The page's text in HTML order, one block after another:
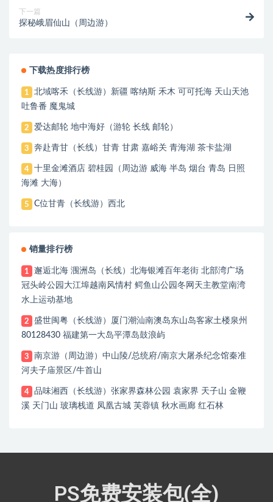
下一篇
探秘峨眉仙山（周边游）
下载热度排行榜
1
北域喀禾（长线游）新疆 喀纳斯 禾木 可可托海 天山天池
吐鲁番 魔鬼城
2 爱达邮轮 地中海好（游轮 长线 邮轮）
3 奔赴青甘（长线）甘青 甘肃 嘉峪关 青海湖 茶卡盐湖
4
十里金滩酒店 碧桂园（周边游 威海 半岛 烟台 青岛 日照
海滩 大海）
5 C位甘青（长线游）西北
销量排行榜
1
邂逅北海 涠洲岛（长线）北海银滩百年老街 北部湾广场
冠头岭公园大江埠越南风情村 鳄鱼山公园冬网天主教堂南湾
水上运动基地
2
盛世闽粤（长线游）厦门潮汕南澳岛东山岛客家土楼泉州
80128430 福建第一大岛平潭岛鼓浪屿
3
南京游（周边游）中山陵/总统府/南京大屠杀纪念馆秦准
河夫子庙景区/牛首山
4
品味湘西（长线游）张家界森林公园 袁家界 天子山 金鞭
溪 天门山 玻璃栈道 凤凰古城 芙蓉镇 秋水画廊 红石林
PS免费安装包(全)